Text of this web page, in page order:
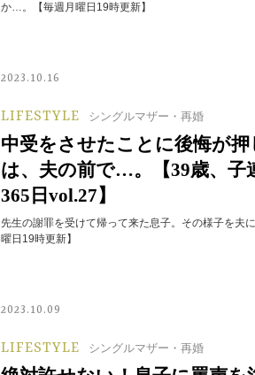
か…。【毎週月曜日19時更新】
2023.10.16
LIFESTYLE シングルマザー・再婚
中受をさせたことに後悔が
は、夫の前で…。【39歳、子
365日vol.27】
先生の謝罪を受けて帰って来た息子。その様子を夫
曜日19時更新】
2023.10.09
LIFESTYLE シングルマザー・再婚